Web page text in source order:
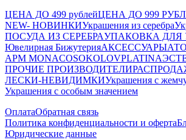
ЦЕНА ДО 499 рублейЦЕНА ДО 999
NEW- НОВИНКИУкрашения из серебра
ПОСУДА ИЗ СЕРЕБРАУПАКОВКА ДЛЯ
Ювелирная БижутерияАКСЕССУАРЫ
APM MONACOSOKOLOVPLATINA
ПРОЧИЕ ПРОИЗВОДИТЕЛИ
ЛЕСКИ-НЕВИДИМКИУкрашения с
Украшения с особым значением
ОплатаОбратная связь
Политика конфиденциальности и оферта
Юридические данные